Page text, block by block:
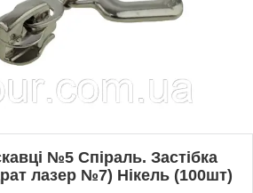
№5 Спіраль. Застібка
лазер №7) Нікель (100шт)